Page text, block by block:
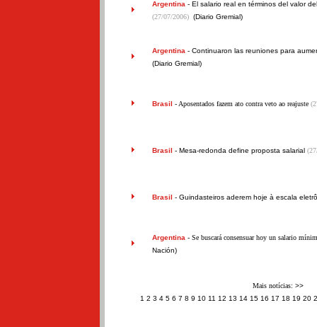
Argentina - El salario real en términos del valor
(27/07/2006) (Diario Gremial)
Argentina - Continuaron las reuniones para
(Diario Gremial)
Brasil - Aposentados fazem ato contra veto ao reajuste
Brasil - Mesa-redonda define proposta salarial
Brasil - Guindasteiros aderem hoje à escala
Argentina - Se buscará consensuar hoy un salario
Nación)
Mais notícias: >>
1 2 3 4 5 6 7 8 9 10 11 12 13 14 15 16 17 18 19 20